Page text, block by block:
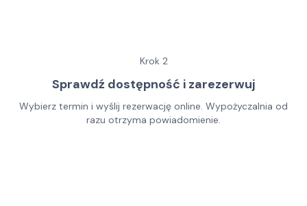
Krok 2
Sprawdź dostępność i zarezerwuj
Wybierz termin i wyślij rezerwację online. Wypożyczalnia od
razu otrzyma powiadomienie.